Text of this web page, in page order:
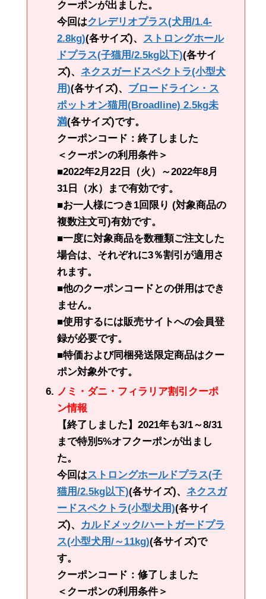
クーポンが出ました。
今回はクレデリオプラス(犬用/1.4-
2.8kg)(各サイズ)、 ストロングホール
ドプラス(子猫用/2.5kg以下)(各サイ
ズ)、 ネクスガードスペクトラ(小型犬
用)(各サイズ)、 ブロードライン・ス
ポットオン猫用(Broadline) 2.5kg未
満(各サイズ)です。
クーポンコード：終了しました
＜クーポンの利用条件＞
■2022年2月22日（火）～2022年8月
31日（水）まで有効です。
■お一人様につき1回限り (対象商品の
複数注文可)有効です。
■一度に対象商品を数種類ご注文した
場合は、それぞれに3％割引が適用さ
れます。
■他のクーポンコードとの併用はでき
ません。
■使用するには販売サイトへの会員登
録が必要です。
■特価および同梱発送限定商品はクー
ポン対象外です。
ノミ・ダニ・フィラリア割引クーポ
ン情報
【終了しました】2021年も3/1～8/31
まで特別5%オフクーポンが出まし
た。
今回はストロングホールドプラス(子
猫用/2.5kg以下)(各サイズ)、 ネクスガ
ードスペクトラ(小型犬用)(各サイ
ズ)、
カルドメック/ハートガードプラ
ス(小型犬用/～11kg)(各サイズ)で
す。
クーポンコード：修了しました
＜クーポンの利用条件＞